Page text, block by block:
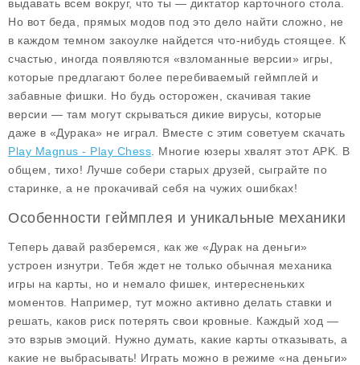
выдавать всем вокруг, что ты — диктатор карточного стола.
Но вот беда, прямых модов под это дело найти сложно, не
в каждом темном закоулке найдется что-нибудь стоящее. К
счастью, иногда появляются «взломанные версии» игры,
которые предлагают более перебиваемый геймплей и
забавные фишки. Но будь осторожен, скачивая такие
версии — там могут скрываться дикие вирусы, которые
даже в «Дурака» не играл. Вместе с этим советуем скачать
Play Magnus - Play Chess . Многие юзеры хвалят этот APK. В
общем, тихо! Лучше собери старых друзей, сыграйте по
старинке, а не прокачивай себя на чужих ошибках!
Особенности геймплея и уникальные механики
Теперь давай разберемся, как же «Дурак на деньги»
устроен изнутри. Тебя ждет не только обычная механика
игры на карты, но и немало фишек, интересненьких
моментов. Например, тут можно активно делать ставки и
решать, каков риск потерять свои кровные. Каждый ход —
это взрыв эмоций. Нужно думать, какие карты отказывать, а
какие не выбрасывать! Играть можно в режиме «на деньги»